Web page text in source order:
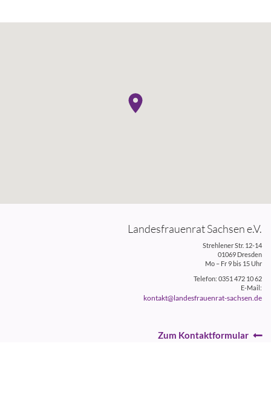
Landesfrauenrat Sachsen e.V.
Strehlener Str. 12-14
01069 Dresden
Mo – Fr 9 bis 15 Uhr
Telefon: 0351 472 10 62
E-Mail:
kontakt@landesfrauenrat-sachsen.de
Zum Kontaktformular